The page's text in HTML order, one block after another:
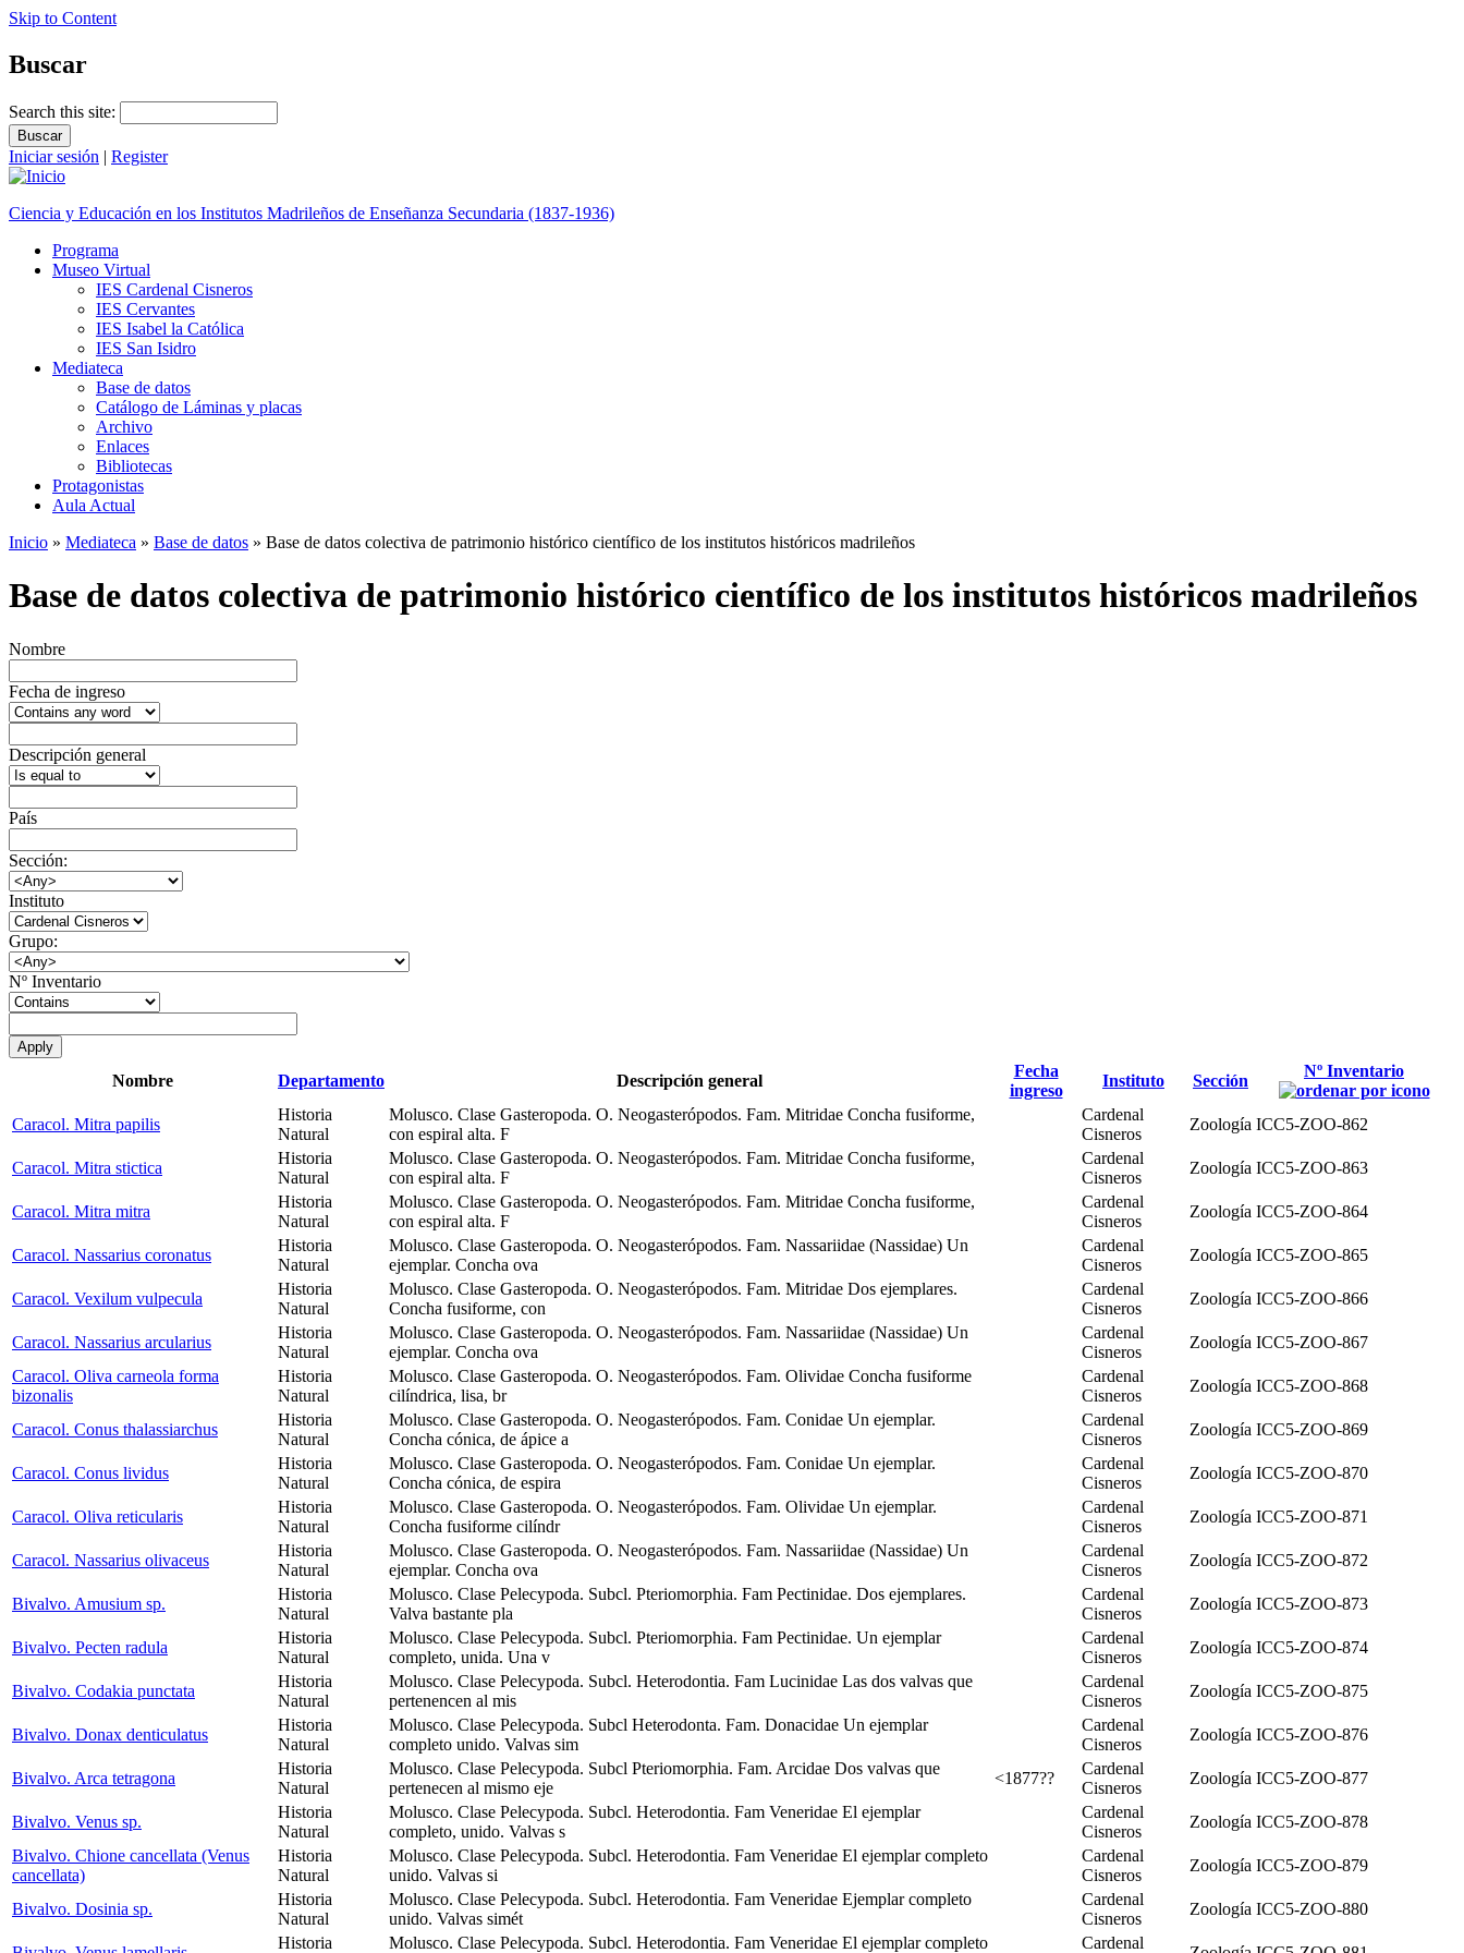
Skip to Content
Buscar
Search this site:
Iniciar sesión | Register
Ciencia y Educación en los Institutos Madrileños de Enseñanza Secundaria (1837-1936)
Programa
Museo Virtual
IES Cardenal Cisneros
IES Cervantes
IES Isabel la Católica
IES San Isidro
Mediateca
Base de datos
Catálogo de Láminas y placas
Archivo
Enlaces
Bibliotecas
Protagonistas
Aula Actual
Inicio » Mediateca » Base de datos » Base de datos colectiva de patrimonio histórico científico de los institutos históricos madrileños
Base de datos colectiva de patrimonio histórico científico de los institutos históricos madrileños
Nombre
Fecha de ingreso
Descripción general
País
Sección:
Instituto
Grupo:
Nº Inventario
Nombre Departamento Descripción general
Fecha
ingreso
Instituto Sección
Nº Inventario
Caracol. Mitra papilis
Historia
Natural
Molusco. Clase Gasteropoda. O. Neogasterópodos. Fam. Mitridae Concha fusiforme,
con espiral alta. F
Cardenal
Cisneros
Zoología ICC5-ZOO-862
Caracol. Mitra stictica
Historia
Natural
Molusco. Clase Gasteropoda. O. Neogasterópodos. Fam. Mitridae Concha fusiforme,
con espiral alta. F
Cardenal
Cisneros
Zoología ICC5-ZOO-863
Caracol. Mitra mitra
Historia
Natural
Molusco. Clase Gasteropoda. O. Neogasterópodos. Fam. Mitridae Concha fusiforme,
con espiral alta. F
Cardenal
Cisneros
Zoología ICC5-ZOO-864
Caracol. Nassarius coronatus
Historia
Natural
Molusco. Clase Gasteropoda. O. Neogasterópodos. Fam. Nassariidae (Nassidae) Un
ejemplar. Concha ova
Cardenal
Cisneros
Zoología ICC5-ZOO-865
Caracol. Vexilum vulpecula
Historia
Natural
Molusco. Clase Gasteropoda. O. Neogasterópodos. Fam. Mitridae Dos ejemplares.
Concha fusiforme, con
Cardenal
Cisneros
Zoología ICC5-ZOO-866
Caracol. Nassarius arcularius
Historia
Natural
Molusco. Clase Gasteropoda. O. Neogasterópodos. Fam. Nassariidae (Nassidae) Un
ejemplar. Concha ova
Cardenal
Cisneros
Zoología ICC5-ZOO-867
Caracol. Oliva carneola forma
bizonalis
Historia
Natural
Molusco. Clase Gasteropoda. O. Neogasterópodos. Fam. Olividae Concha fusiforme
cilíndrica, lisa, br
Cardenal
Cisneros
Zoología ICC5-ZOO-868
Caracol. Conus thalassiarchus
Historia
Natural
Molusco. Clase Gasteropoda. O. Neogasterópodos. Fam. Conidae Un ejemplar.
Concha cónica, de ápice a
Cardenal
Cisneros
Zoología ICC5-ZOO-869
Caracol. Conus lividus
Historia
Natural
Molusco. Clase Gasteropoda. O. Neogasterópodos. Fam. Conidae Un ejemplar.
Concha cónica, de espira
Cardenal
Cisneros
Zoología ICC5-ZOO-870
Caracol. Oliva reticularis
Historia
Natural
Molusco. Clase Gasteropoda. O. Neogasterópodos. Fam. Olividae Un ejemplar.
Concha fusiforme cilíndr
Cardenal
Cisneros
Zoología ICC5-ZOO-871
Caracol. Nassarius olivaceus
Historia
Natural
Molusco. Clase Gasteropoda. O. Neogasterópodos. Fam. Nassariidae (Nassidae) Un
ejemplar. Concha ova
Cardenal
Cisneros
Zoología ICC5-ZOO-872
Bivalvo. Amusium sp.
Historia
Natural
Molusco. Clase Pelecypoda. Subcl. Pteriomorphia. Fam Pectinidae. Dos ejemplares.
Valva bastante pla
Cardenal
Cisneros
Zoología ICC5-ZOO-873
Bivalvo. Pecten radula
Historia
Natural
Molusco. Clase Pelecypoda. Subcl. Pteriomorphia. Fam Pectinidae. Un ejemplar
completo, unida. Una v
Cardenal
Cisneros
Zoología ICC5-ZOO-874
Bivalvo. Codakia punctata
Historia
Natural
Molusco. Clase Pelecypoda. Subcl. Heterodontia. Fam Lucinidae Las dos valvas que
pertenencen al mis
Cardenal
Cisneros
Zoología ICC5-ZOO-875
Bivalvo. Donax denticulatus
Historia
Natural
Molusco. Clase Pelecypoda. Subcl Heterodonta. Fam. Donacidae Un ejemplar
completo unido. Valvas sim
Cardenal
Cisneros
Zoología ICC5-ZOO-876
Bivalvo. Arca tetragona
Historia
Natural
Molusco. Clase Pelecypoda. Subcl Pteriomorphia. Fam. Arcidae Dos valvas que
pertenecen al mismo eje
<1877??
Cardenal
Cisneros
Zoología ICC5-ZOO-877
Bivalvo. Venus sp.
Historia
Natural
Molusco. Clase Pelecypoda. Subcl. Heterodontia. Fam Veneridae El ejemplar
completo, unido. Valvas s
Cardenal
Cisneros
Zoología ICC5-ZOO-878
Bivalvo. Chione cancellata (Venus
cancellata)
Historia
Natural
Molusco. Clase Pelecypoda. Subcl. Heterodontia. Fam Veneridae El ejemplar completo
unido. Valvas si
Cardenal
Cisneros
Zoología ICC5-ZOO-879
Bivalvo. Dosinia sp.
Historia
Natural
Molusco. Clase Pelecypoda. Subcl. Heterodontia. Fam Veneridae Ejemplar completo
unido. Valvas simét
Cardenal
Cisneros
Zoología ICC5-ZOO-880
Historia
Molusco. Clase Pelecypoda. Subcl. Heterodontia. Fam Veneridae El ejemplar completo
Cardenal